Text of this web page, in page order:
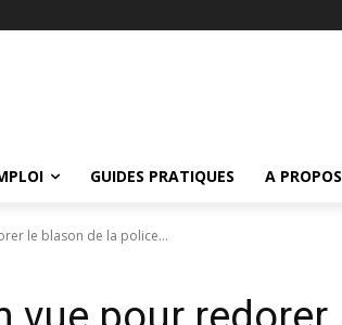
GUIDES PRATIQUES A PROPOS
le blason de la police...